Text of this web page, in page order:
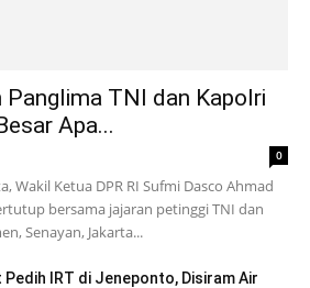
Panglima TNI dan Kapolri
Apa...
0
Wakil Ketua DPR RI Sufmi Dasco Ahmad
bersama jajaran petinggi TNI dan
Senayan, Jakarta...
IRT di Jeneponto, Disiram Air